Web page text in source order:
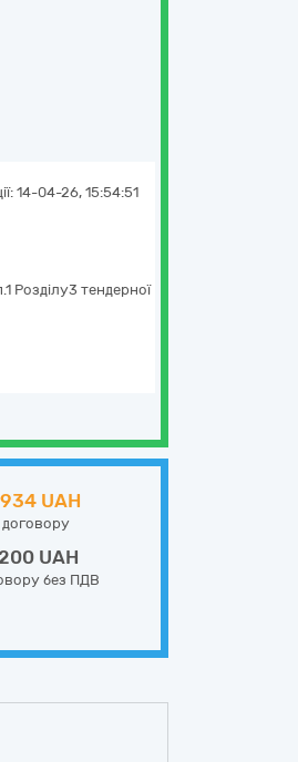
14-04-26, 15:54:51
Розділу3 тендерної
UAH
договору
UAH
без ПДВ